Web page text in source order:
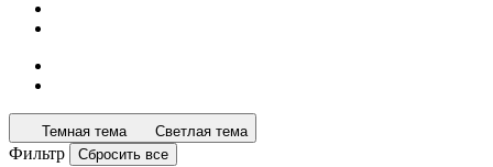
Темная тема Светлая тема
Фильтр Сбросить все